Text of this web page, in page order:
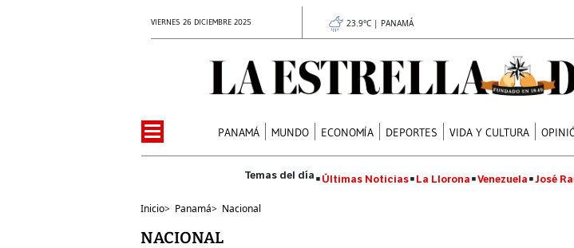
VIERNES 26 DICIEMBRE 2025 23.9°C | PANAMÁ
PANAMÁ MUNDO ECONOMÍA DEPORTES VIDA Y CULTURA
Últimas Noticias La Llorona Venezuela José
Inicio> Panamá> Nacional
NACIONAL